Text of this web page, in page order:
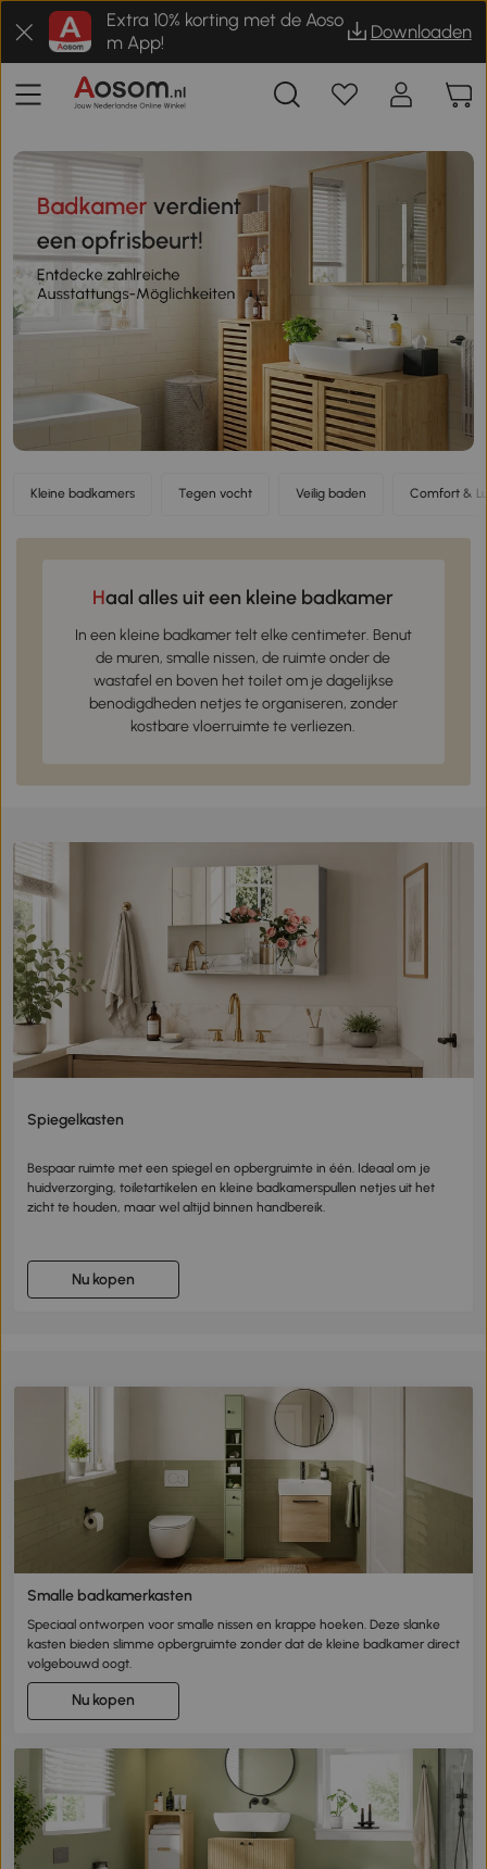
Extra 10% korting met de Aoso
m App!
Downloaden
Kleine badkamers Tegen vocht Veilig baden Comfort &
Haal alles uit een kleine badkamer
In een kleine badkamer telt elke centimeter. Benut
de muren, smalle nissen, de ruimte onder de
wastafel en boven het toilet om je dagelijkse
benodigdheden netjes te organiseren, zonder
kostbare vloerruimte te verliezen.
Spiegelkasten
Bespaar ruimte met een spiegel en opbergruimte in één. Ideaal om je
huidverzorging, toiletartikelen en kleine badkamerspullen netjes uit het
zicht te houden, maar wel altijd binnen handbereik.
Nu kopen
Smalle badkamerkasten
Speciaal ontworpen voor smalle nissen en krappe hoeken. Deze slanke
kasten bieden slimme opbergruimte zonder dat de kleine badkamer direct
volgebouwd oogt.
Nu kopen